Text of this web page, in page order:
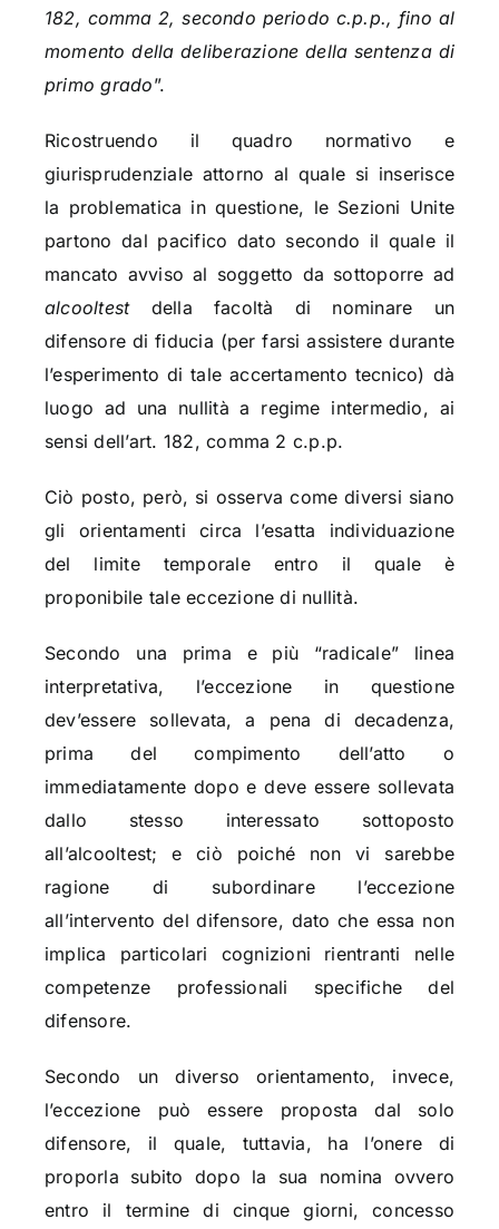
182, comma 2, secondo periodo c.p.p., fino al
momento della deliberazione della sentenza di
primo grado”.
Ricostruendo il quadro normativo e
giurisprudenziale attorno al quale si inserisce
la problematica in questione, le Sezioni Unite
partono dal pacifico dato secondo il quale il
mancato avviso al soggetto da sottoporre ad
alcooltestdella facoltà di nominare un
difensore di fiducia (per farsi assistere durante
l’esperimento di tale accertamento tecnico) dà
luogo ad una nullità a regime intermedio, ai
sensi dell’art. 182, comma 2 c.p.p.
Ciò posto, però, si osserva come diversi siano
gli orientamenti circa l’esatta individuazione
del limite temporale entro il quale è
proponibile tale eccezione di nullità.
Secondo una prima e più “radicale” linea
interpretativa, l’eccezione in questione
dev’essere sollevata, a pena di decadenza,
prima del compimento dell’atto o
immediatamente dopo e deve essere sollevata
dallo stesso interessato sottoposto
all’alcooltest; e ciò poiché non vi sarebbe
ragione di subordinare l’eccezione
all’intervento del difensore, dato che essa non
implica particolari cognizioni rientranti nelle
competenze professionali specifiche del
difensore.
Secondo un diverso orientamento, invece,
l’eccezione può essere proposta dal solo
difensore, il quale, tuttavia, ha l’onere di
proporla subito dopo la sua nomina ovvero
entro il termine di cinque giorni, concesso